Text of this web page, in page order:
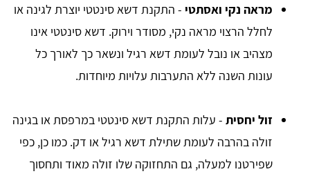
מראה נקי ואסתטי - התקנת דשא סינטטי יוצרת לגינה או
לחלל הרצוי מראה נקי, מסודר וירוק. דשא סינטטי אינו
מצהיב או נובל לעומת דשא רגיל ונשאר כך לאורך כל
עונות השנה ללא התערבות עלויות מיוחדות.
זול יחסית - עלות התקנת דשא סינטטי במרפסת או בגינה
זולה בהרבה לעומת שתילת דשא רגיל או דק. כמו כן, כפי
שפירטנו למעלה, גם התחזוקה שלו זולה מאוד ותחסוך